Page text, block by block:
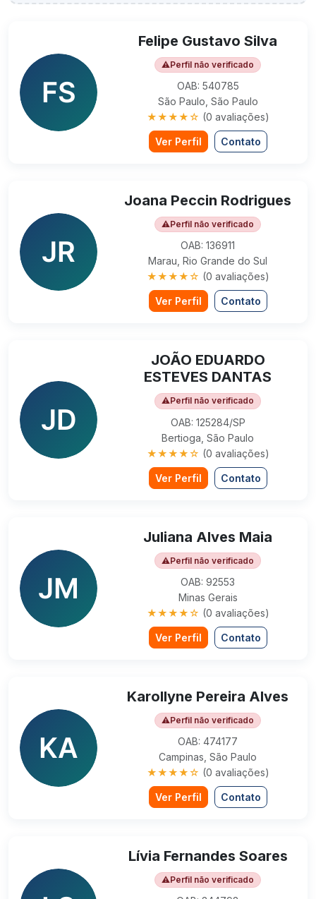
Felipe Gustavo Silva
⚠Perfil não verificado
OAB: 540785
São Paulo, São Paulo
★★★★☆ (0 avaliações)
Ver Perfil Contato
Joana Peccin Rodrigues
⚠Perfil não verificado
OAB: 136911
Marau, Rio Grande do Sul
★★★★☆ (0 avaliações)
Ver Perfil Contato
JOÃO EDUARDO
ESTEVES DANTAS
⚠Perfil não verificado
OAB: 125284/SP
Bertioga, São Paulo
★★★★☆ (0 avaliações)
Ver Perfil Contato
Juliana Alves Maia
⚠Perfil não verificado
OAB: 92553
Minas Gerais
★★★★☆ (0 avaliações)
Ver Perfil Contato
Karollyne Pereira Alves
⚠Perfil não verificado
OAB: 474177
Campinas, São Paulo
★★★★☆ (0 avaliações)
Ver Perfil Contato
Lívia Fernandes Soares
⚠Perfil não verificado